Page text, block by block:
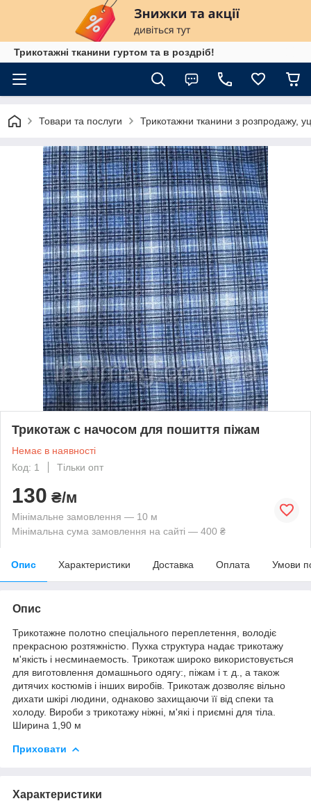
Трикотажні тканини гуртом та в роздріб!
Товари та послуги Трикотажни тканини з розпродажу,
Трикотаж с начосом для пошиття піжам
Немає в наявності
Код: 1
Тільки опт
130 ₴/м
Мінімальне замовлення — 10 м
Мінімальна сума замовлення на сайті — 400 ₴
Опис Характеристики Доставка Оплата Умови
Опис
Трикотажне полотно спеціального переплетення, володіє
прекрасною розтяжністю. Пухка структура надає трикотажу
м'якість і несминаемость. Трикотаж широко використовується
для виготовлення домашнього одягу:, піжам і т. д., а також
дитячих костюмів і інших виробів. Трикотаж дозволяє вільно
дихати шкірі людини, однаково захищаючи її від спеки та
холоду. Вироби з трикотажу ніжні, м'які і приємні для тіла.
Ширина 1,90 м
Приховати
Характеристики